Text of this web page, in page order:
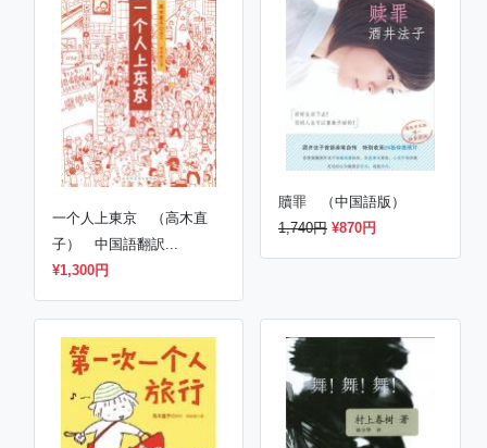
一个人上東京 （高木直
子） 中国語翻訳...
¥1,300円
贖罪 （中国語版）
1,740円 ¥870円